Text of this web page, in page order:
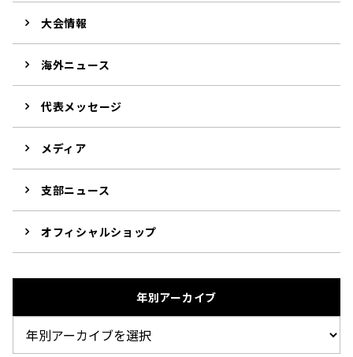
大会情報
海外ニュース
代表メッセージ
メディア
支部ニュース
オフィシャルショップ
年別アーカイブ